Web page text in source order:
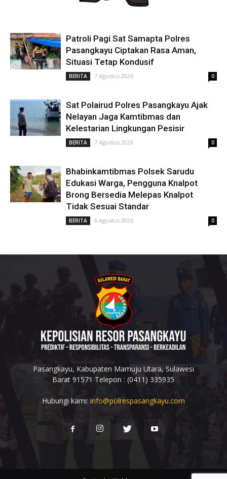
Patroli Pagi Sat Samapta Polres
Pasangkayu Ciptakan Rasa Aman,
Situasi Tetap Kondusif
BERITA 7 Agustus 2026 0
Sat Polairud Polres Pasangkayu Ajak
Nelayan Jaga Kamtibmas dan
Kelestarian Lingkungan Pesisir
BERITA 7 Agustus 2026 0
Bhabinkamtibmas Polsek Sarudu
Edukasi Warga, Pengguna Knalpot
Brong Bersedia Melepas Knalpot
Tidak Sesuai Standar
BERITA 6 Agustus 2026 0
Pasangkayu, Kabupaten Mamuju Utara, Sulawesi
Barat 91571 Telepon : (0411) 335935
Hubungi kami: info@polrespasangkayu.com